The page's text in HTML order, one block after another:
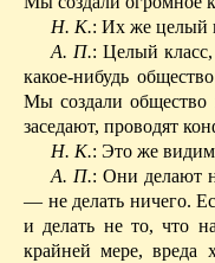
Н. К.: Их же целый
А. П.: Целый
какое-нибудь
Мы создали общество
заседают, проводят
Н. К.: Это же
А. П.: Они делают
— не делать ничего.
и делать не то, что
крайней мере, вреда